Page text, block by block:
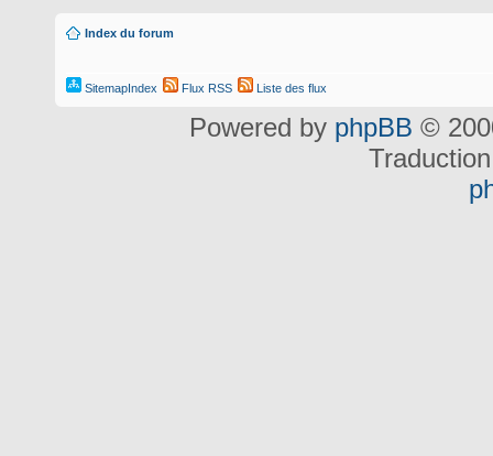
Index du forum
SitemapIndex Flux RSS Liste des flux
Powered by phpBB ©